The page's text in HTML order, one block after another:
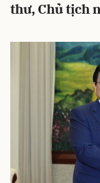
thư, Chủ tịch